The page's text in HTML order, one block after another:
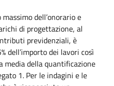
dell’onorario e
di progettazione, al
previdenziali, è
dell’importo dei lavori così
media della quantificazione
1. Per le indagini e le